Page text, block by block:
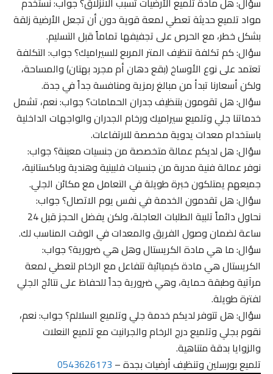
مواد تلميع حديثة تعطي لمعة قوية دون أن تجعل الأرضية زلقة
بشكل خطر، مع الحرص على تجفيفها تماماً قبل التسليم.
سؤال: كم تكلفة تنظيف المتر المربع للسيراميك؟ جواب: التكلفة
تعتمد على نوع الأوساخ (بقع دهان أم مجرد بهتان) والمساحة،
ولكن أسعارنا تبدأ من مبالغ رمزية ومنافسة جداً في جدة.
سؤال: هل تقومون بتنظيف جدران الحمامات؟ جواب: نعم، تشمل
خدماتنا جلي وتلميع سيراميك ورخام الجدران والواجهات الداخلية
باستخدام معدات يدوية مخصصة للارتفاعات.
سؤال: هل لديكم عمالة متخصصة من جنسيات معينة؟ جواب:
نوفر عمالة فنية مدربة من جنسيات فلبينية وهندية وباكستانية،
جميعهم يمتلكون خبرة طويلة في التعامل مع مكائن الجلي.
سؤال: هل تقدمون الخدمة في نفس يوم الاتصال؟ جواب:
نحاول دائماً تلبية الطلبات العاجلة، ولكن يفضل الحجز قبل 24
ساعة لضمان وصول الفريق والمعدات في الوقت المناسب لك.
سؤال: ما هي مادة الكريستال وهل هي ضرورية؟ جواب:
الكريستال هي مادة كيميائية تتفاعل مع الرخام لتعطي لمعة
مرآتية وطبقة حماية، وهي ضرورية جداً للحفاظ على نتائج الجلي
لفترة طويلة.
سؤال: هل تتوفر لديكم خدمة جلي وتلميع السلالم؟ جواب: نعم،
نقوم بجلي وتلميع درج الرخام والجرانيت مع تلميع النعلات
والزوايا بدقة متناهية.
تلميع بورسلين وتنظيف أرضيات بجدة –0543626173